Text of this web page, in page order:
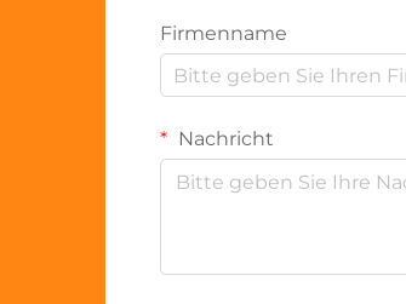
Firmenname
Nachricht